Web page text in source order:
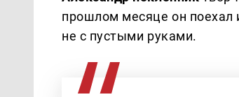
прошлом месяце он поехал
не с пустыми руками.